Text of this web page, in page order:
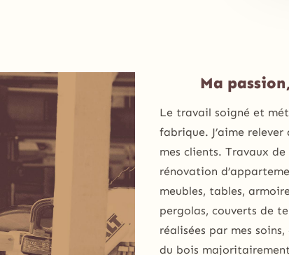
Ma
Le travail soigné et
fabrique. J’aime
mes clients. Travaux
rénovation
meubles, tables,
pergolas, couverts de
réalisées par mes
du bois majoritairement